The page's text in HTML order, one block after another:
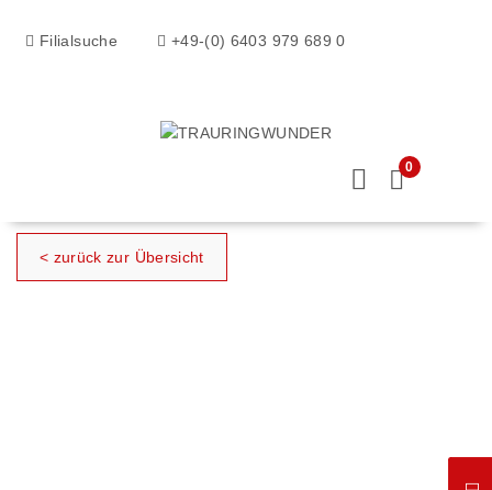
Filialsuche +49-(0) 6403 979 689 0
0
< zurück zur Übersicht